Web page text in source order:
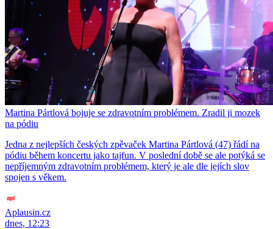
Martina Pártlová bojuje se zdravotním problémem. Zradil ji mozek
na pódiu
Jedna z nejlepších českých zpěvaček Martina Pártlová (47) řádí na
pódiu během koncertu jako tajfun. V poslední době se ale potýká se
nepříjemným zdravotním problémem, který je ale dle jejích slov
spojen s věkem.
Aplausin.cz
dnes, 12:23